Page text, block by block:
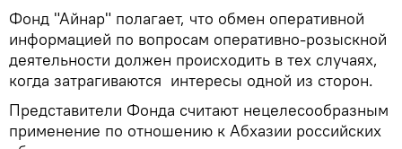
Фонд "Айнар" полагает, что обмен оперативной
информацией по вопросам оперативно-розыскной
деятельности должен происходить в тех случаях,
когда затрагиваются интересы одной из сторон.
Представители Фонда считают нецелесообразным
применение по отношению к Абхазии российских